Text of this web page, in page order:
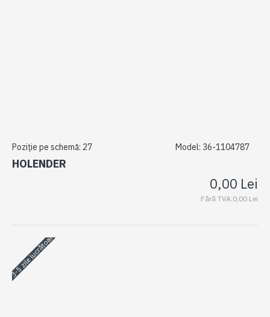
Poziție pe schemă: 27 Model: 36-1104787
HOLENDER
0,00 Lei
Fără TVA:0,00 Lei
3-5 zile lucrătoare